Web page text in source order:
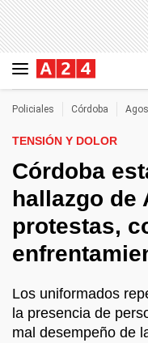
Policiales Córdoba
TENSIÓN Y DOLOR
Córdoba
hallazgo de
protestas,
Los uniformados
la presencia de
mal desempeño de